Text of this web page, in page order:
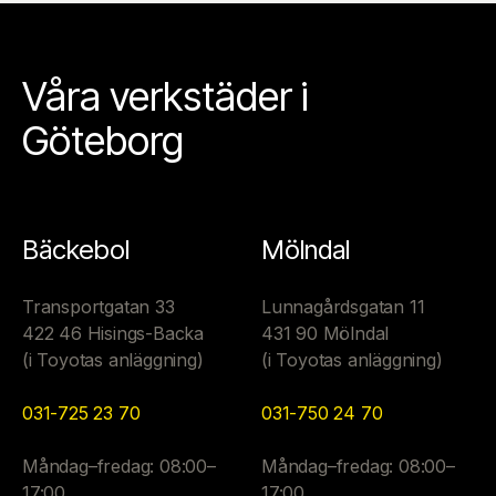
Våra verkstäder i
Göteborg
Bäckebol
Transportgatan 33
422 46 Hisings-Backa
(i Toyotas anläggning)
031-725 23 70
Måndag–fredag: 08:00–
Mölndal
Lunnagårdsgatan 11
431 90 Mölndal
(i Toyotas anläggning)
031-750 24 70
Måndag–fredag: 08:00–